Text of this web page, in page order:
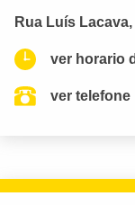
Rua Luís
ver horario
ver telefone